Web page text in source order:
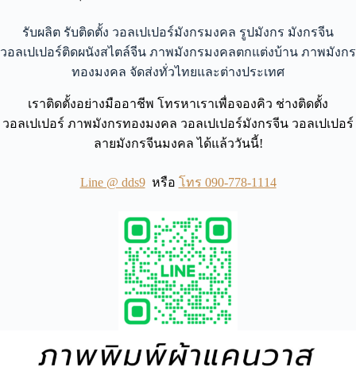
รับผลิต รับติดตั้ง วอลเปเปอร์มังกรมงคล รูปมังกร มังกรจีน
วอลเปเปอร์ติดผนังสไตล์จีน ภาพมังกรมงคลตกแต่งบ้าน ภาพมังกร
ทองมงคล จัดส่งทั่วไทยและต่างประเทศ
เราติดตั้งอย่างมืออาชีพ โทรหาเราเพื่อจองคิว ช่างติดตั้ง
วอลเปเปอร์ ภาพมังกรทองมงคล วอลเปเปอร์มังกรจีน วอลเปเปอร์
ลายมังกรจีนมงคล ได้แล้ววันนี้!
Line @ dds9หรือ โทร 090-778-1114